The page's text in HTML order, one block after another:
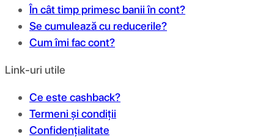
În cât timp primesc banii în cont?
Se cumulează cu reducerile?
Cum îmi fac cont?
Link-uri utile
Ce este cashback?
Termeni și condiții
Confidențialitate